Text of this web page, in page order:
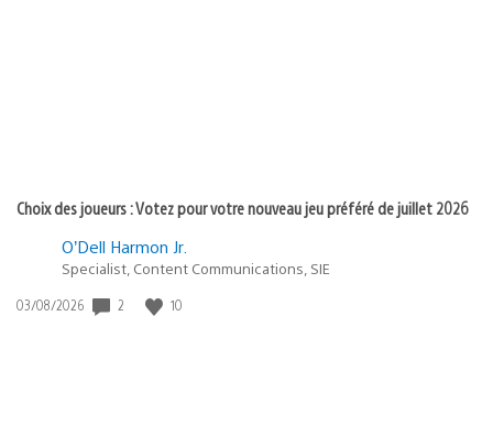
Choix des joueurs : Votez pour votre nouveau jeu préféré de juillet 2026
O’Dell Harmon Jr.
Specialist, Content Communications, SIE
Date
03/08/2026 2 10